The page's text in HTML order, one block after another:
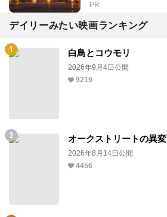
PR
デイリーみたい映画ランキング
白鳥とコウモリ
2026年9月4日公開
9219
オークストリートの異変
2026年8月14日公開
4456